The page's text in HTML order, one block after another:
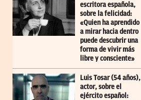
escritora española,
sobre la felicidad:
«Quien ha aprendido
a mirar hacia dentro
puede descubrir una
forma de vivir más
libre y consciente»
Luis Tosar (54 años),
actor, sobre el
ejército español: